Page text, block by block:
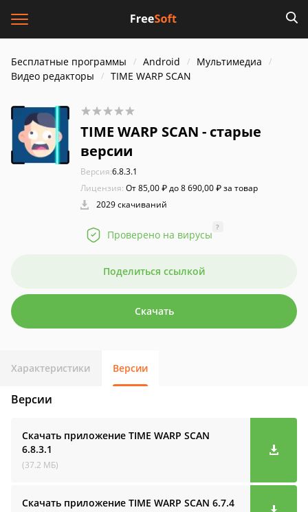
Бесплатные программы Android
Мультимедиа
Видео редакторы
TIME WARP SCAN
TIME WARP SCAN - старые
версии
Версия:6.8.3.1
Лицензия: От 85,00 ₽ до 8 690,00 ₽ за товар
2029 скачиваний
Проверено на вирусы
?
Поделиться ссылкой
Скачать
Характеристики Версии
Версии
Скачать приложение TIME WARP SCAN
6.8.3.1
(37.2 МБ)
Скачать приложение TIME WARP SCAN 6.7.4